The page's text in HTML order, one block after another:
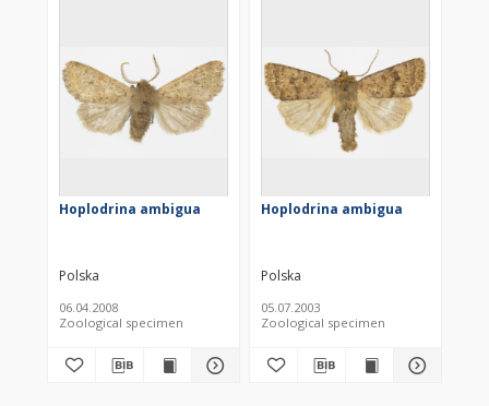
Hoplodrina ambigua
Polska
06.04.2008
Zoological specimen
Hoplodrina ambigua
Polska
05.07.2003
Zoological specimen